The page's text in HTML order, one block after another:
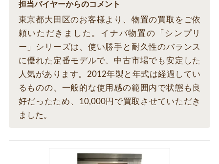
担当バイヤーからのコメント
東京都大田区のお客様より、物置の買取をご依
頼いただきました。イナバ物置の「シンプリ
ー」シリーズは、使い勝手と耐久性のバランス
に優れた定番モデルで、中古市場でも安定した
人気があります。2012年製と年式は経過してい
るものの、一般的な使用感の範囲内で状態も良
好だったため、10,000円で買取させていただき
ました。